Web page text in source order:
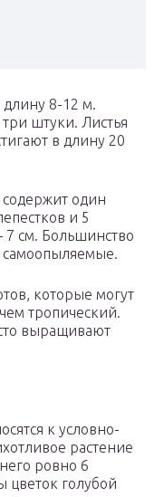
длину 8-12 м.
штуки. Листья
в длину 20
содержит один
и 5
7 см. Большинство
самоопыляемые.
которые могут
тропический.
выращивают
к условно-
растение
ровно 6
цветок голубой